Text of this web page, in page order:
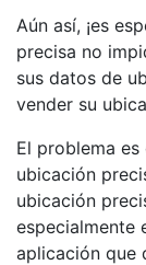
Aún así, ¡es
precisa no
sus datos de
vender su
El problema
ubicación
ubicación
especialmente
aplicación que